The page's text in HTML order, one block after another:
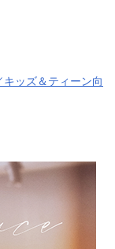
ッズ＆ティーン向